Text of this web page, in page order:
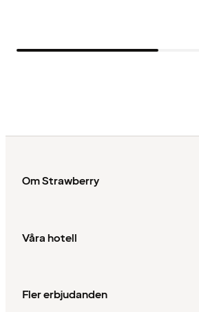
Om Strawberry
Våra hotell
Fler erbjudanden